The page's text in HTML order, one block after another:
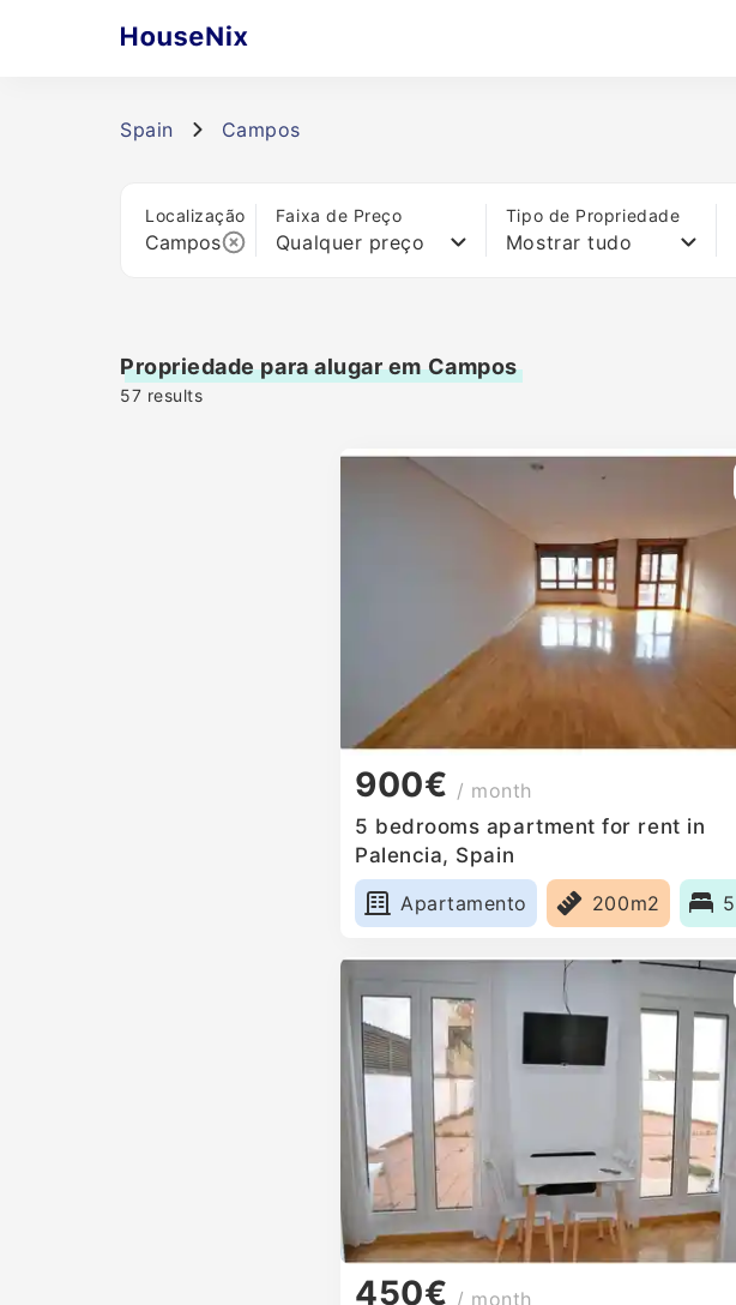
Spain Campos
Localização Faixa de Preço
Qualquer preço
Tipo de Propriedade
Mostrar tudo
Propriedade para alugar em Campos
57 results
900€ / month
5 bedrooms apartment for rent in
Palencia, Spain
Apartamento
200m2 5
450€ / month